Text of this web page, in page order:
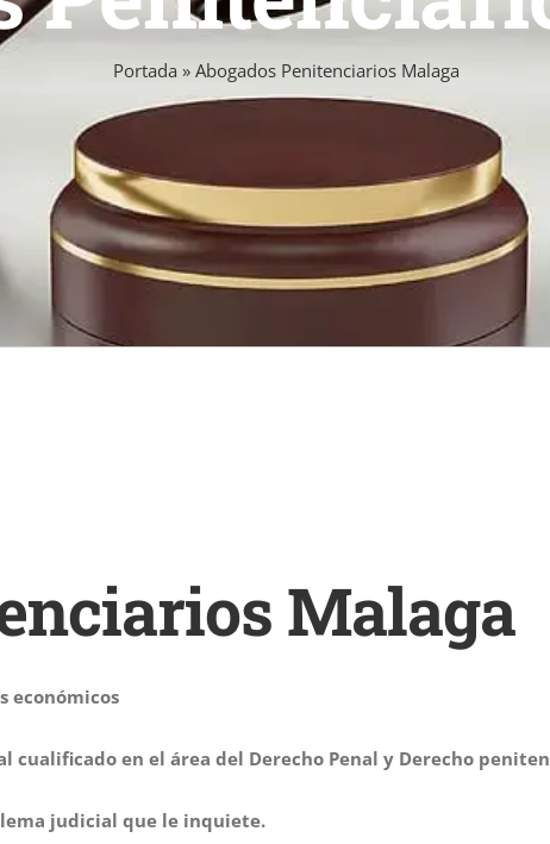
Portada » Abogados Penitenciarios Malaga
Malaga
económicos
cualificado en el área del Derecho Penal y Derecho
judicial que le inquiete.